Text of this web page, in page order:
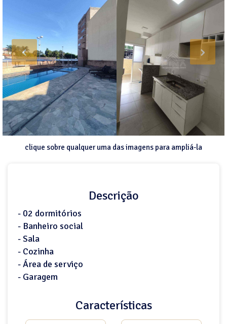
‹ ›
clique sobre qualquer uma das imagens para ampliá-la
Descrição
- 02 dormitórios
- Banheiro social
- Sala
- Cozinha
- Área de serviço
- Garagem
Características